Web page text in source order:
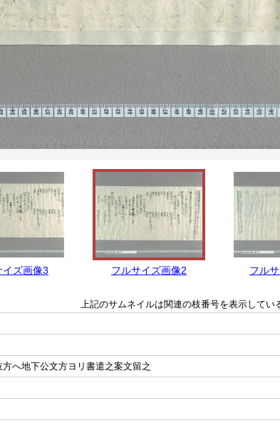
イズ画像3 フルサイズ画像2 フル
上記のサムネイルは関連の枝番号を表示してい
へ地下公文方ヨリ書遣之案文留之